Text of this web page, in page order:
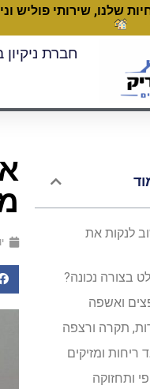
שלנו, שירותי פוליש
חברת
לנקות את
בצורה נכונה?